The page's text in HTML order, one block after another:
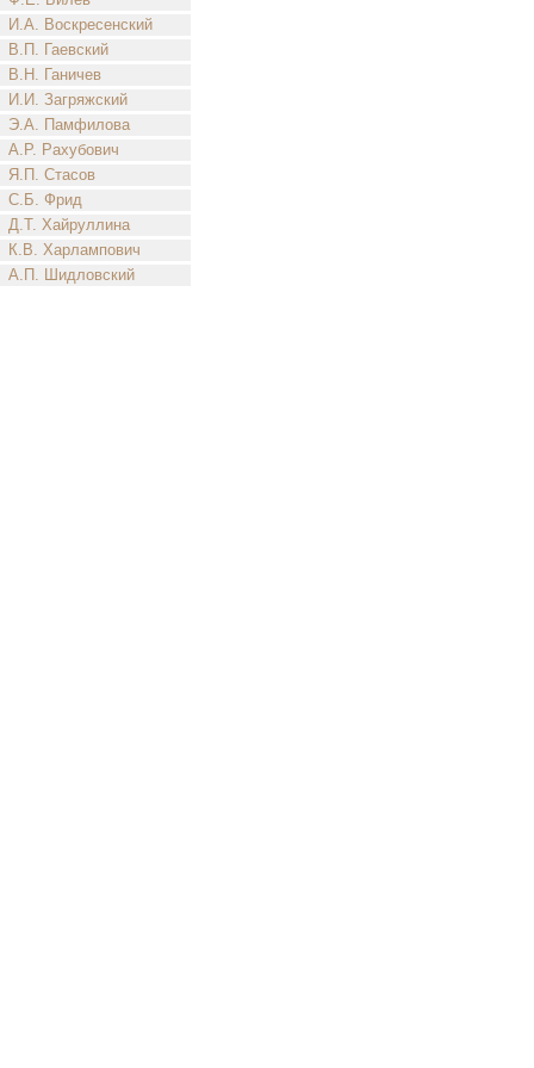
И.А. Воскресенский
В.П. Гаевский
В.Н. Ганичев
И.И. Загряжский
Э.А. Памфилова
А.Р. Рахубович
Я.П. Стасов
С.Б. Фрид
Д.Т. Хайруллина
К.В. Харлампович
А.П. Шидловский